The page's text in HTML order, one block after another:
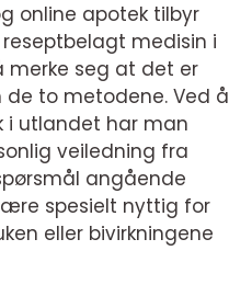
online apotek tilbyr
medisin i
merke seg at det er
de to metodene. Ved å
i utlandet har man
veiledning fra
angående
spesielt nyttig for
eller bivirkningene